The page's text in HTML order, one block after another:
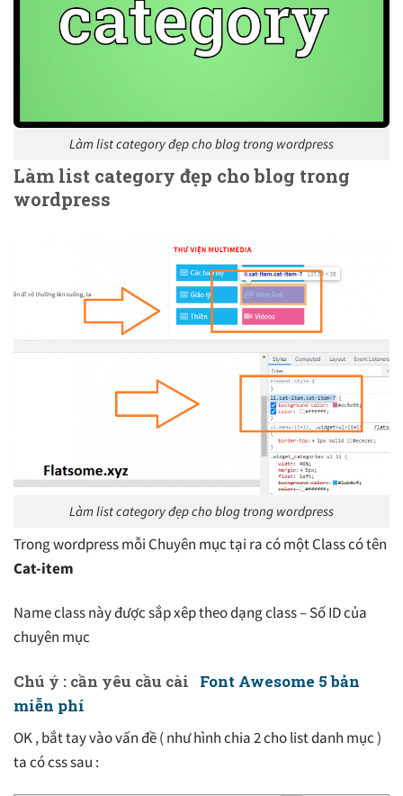
Làm list category đẹp cho blog trong wordpress
Làm list category đẹp cho blog trong
wordpress
Làm list category đẹp cho blog trong wordpress
Trong wordpress mỗi Chuyên mục tại ra có một Class có tên
Cat-item
Name class này được sắp xêp theo dạng class – Số ID của
chuyên mục
Chú ý : cần yêu cầu cài
Font Awesome 5 bản
miễn phí
OK , bắt tay vào vấn đề ( như hình chia 2 cho list danh mục )
ta có css sau :